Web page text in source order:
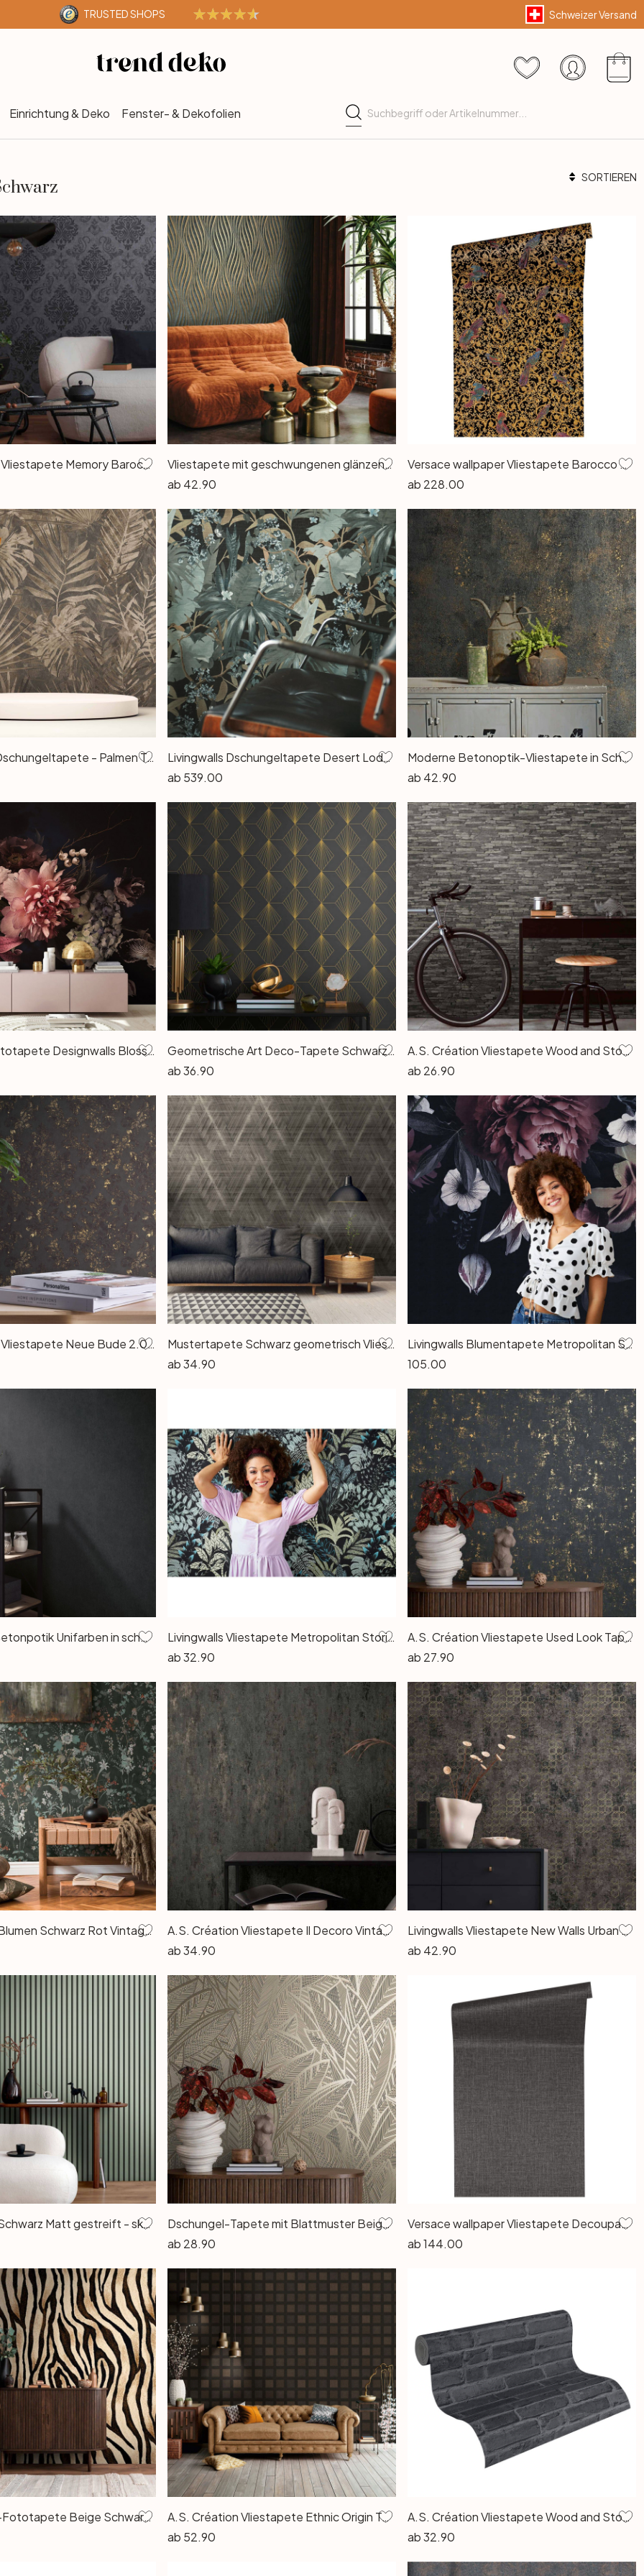
TRUSTED SHOPS Schweizer Versand
Einrichtung & Deko Fenster- & Dekofolien
SORTIEREN
A.S. Création Vliestapete Memory Barocktapete mit Ornamenten Glitzereffekt grau, metallic, schwarz
Vliestapete mit geschwungenen glänzenden Streifen schwarz Muster
ab 42.90
Versace wallpaper Vliestapete Barocco Birds Tapete metallic, schwarz, blau
ab 228.00
Nachhaltige Dschungeltapete - Palmen Tapete von A.S. Création Dunkelgrau Beige 386383
Livingwalls Dschungeltapete Desert Lodge Vliestapete tropisch türkis
ab 539.00
Moderne Betonoptik-Vliestapete in Schwarz – Stilvolle Uni-Dekoration mit Glanz-Effekt
ab 42.90
Livingwalls Fototapete Designwalls Blossom Variety Blumen
Geometrische Art Deco-Tapete Schwarz Gold - Mustertapete modern - Vliestapete
ab36.90
A.S. Création Vliestapete Wood and Stone Tapete in Steinoptik Naturstein grau, schwarz
ab 26.90
A.S. Création Vliestapete Neue Bude 2.0 Edition 2 Tapete Used Glam mit Ornamenten barock schwarz, metallic
Mustertapete Schwarz geometrisch Vliestapete grafisch Design Tapete Schlafzimmer
ab34.90
Livingwalls Blumentapete Metropolitan Stories THE WALL Vliestapete floral schwarz, rot, weiss
105.00
Vliestapete Betonpotik Unifarben in schwarz
Livingwalls Vliestapete Metropolitan Stories Dschungeltapete Nala Cape Town grün, schwarz
ab32.90
A.S. Création Vliestapete Used Look Tapete in Vintage Optik schwarz, goldfarben
ab 27.90
Tapete floral Blumen Schwarz Rot Vintage Blumentapete Wohnzimmer Vliestapete
A.S. Création Vliestapete Il Decoro Vintagetapete grau, metallic, schwarz
ab34.90
Livingwalls Vliestapete New Walls Urban Grace geometrische Tapete metallic, schwarz
ab 42.90
Tapete Grün Schwarz Matt gestreift - skandinavische moderne Vliestapete Paneel-Optik
Dschungel-Tapete mit Blattmuster Beige Braun – Exotische Vliestapete modern & elegant
ab 28.90
Versace wallpaper Vliestapete Decoupage Tapete grau, metallic, schwarz
ab144.00
Zebramuster-Fototapete Beige Schwarz - Vliestapete Animal Print - Wandtapete exotisch
A.S. Création Vliestapete Ethnic Origin Tapete geometrisch grafisch metallic, schwarz
ab 52.90
A.S. Création Vliestapete Wood and Stone Tapete in Steinoptik Backstein grau, schwarz
ab32.90